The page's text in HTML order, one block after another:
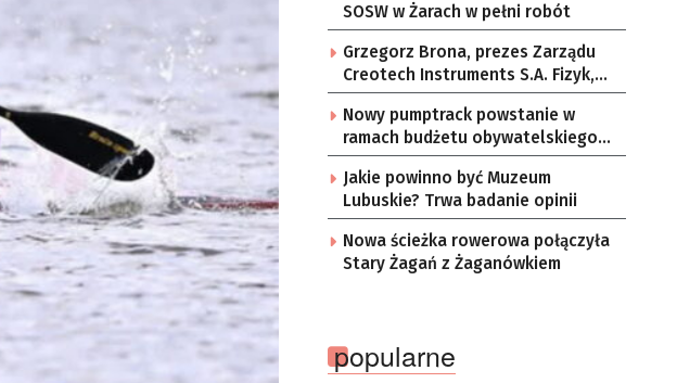
SOSW w Żarach w pełni robót
Grzegorz Brona, prezes Zarządu
Creotech Instruments S.A. Fizyk,
naukowiec, były pracownik CERN w
Genewie, przedsiębiorca i
nauczyciel akademicki, doktor
habilitowany nauk fizycznych,
koordynator Rady Sektorowej ds.
Kompetencji Przemysłu Lotniczo-
Kosmicznego oraz członek
Komitetu Badań Kosmicznych i
Satelitarnych PAN.
Nowy pumptrack powstanie w
ramach budżetu obywatelskiego
Żar
Jakie powinno być Muzeum
Lubuskie? Trwa badanie opinii
Nowa ścieżka rowerowa połączyła
Stary Żagań z Żaganówkiem
popularne